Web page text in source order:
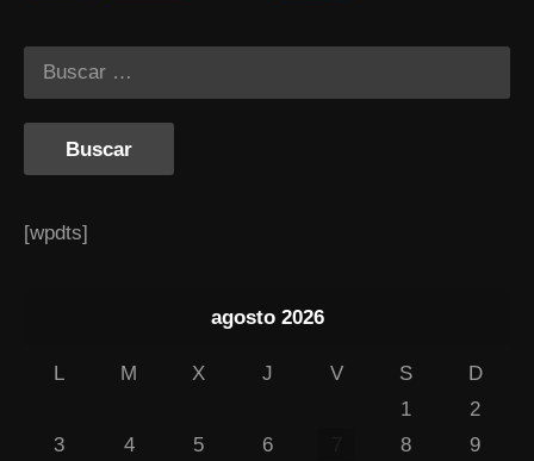
[wpdts]
agosto 2026
L M X J V S
D
1
2
3
4 5 6 8
9